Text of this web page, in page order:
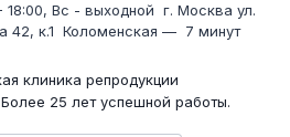
Вс - выходной г. Москва ул.
42, к.1 Коломенская — 7 минут
клиника репродукции
Более 25 лет успешной работы.